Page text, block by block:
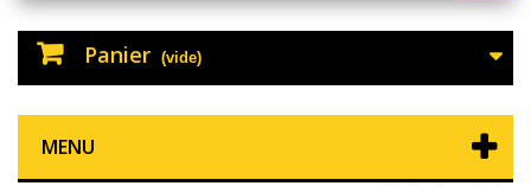
Panier (vide)
MENU